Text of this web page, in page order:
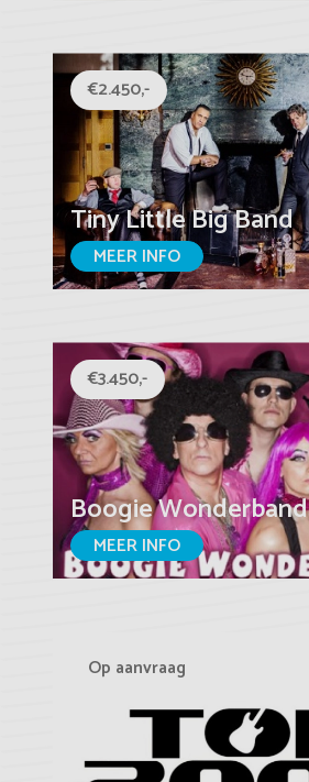
€2.450,-
Tiny Little Big Band
MEER INFO
€3.450,-
Boogie Wonderband
MEER INFO
Op aanvraag